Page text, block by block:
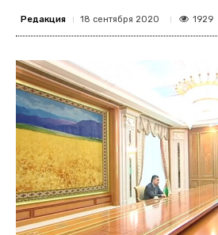
Редакция 18 сентября 2020 1929